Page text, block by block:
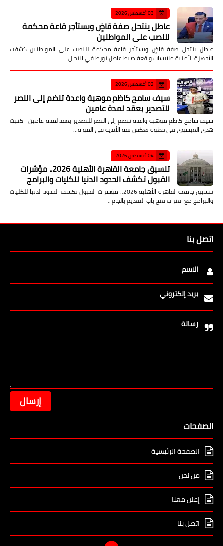
03 أغسطس 2026
عاطل ينتحل صفة قاضٍ ويستأجر قاعة محكمة
للنصب على المواطنين
عاطل ينتحل صفة قاضٍ ويستأجر قاعة محكمة للنصب على المواطنين كشفت
الأجهزة الأمنية ملابسات واقعة ضبط عاطل تورط في انتحال…
02 أغسطس 2026
سيف سامح كاظم موهبة واعدة تنضم إلى النصر
للتصدير بعقد لمدة عامين
سيف سامح كاظم موهبة واعدة تنضم إلى النصر للتصدير بعقد لمدة عامين كتبت
هدى العيسوى في خطوة تعكس ثقة الأندية في المواه…
04 أغسطس 2026
تنسيق جامعة القاهرة الأهلية 2026.. مؤشرات
القبول تكشف الحدود الدنيا للكليات والبرامج
تنسيق جامعة القاهرة الأهلية 2026.. مؤشرات القبول تكشف الحدود الدنيا للكليات
والبرامج مع اقتراب فتح باب التقديم بالجام…
اتصل بنا
الاسم
بريد إلكتروني
رسالة
الصفحات
الصفحة الرئيسية
من نحن
إعلن معنا
اتصل بنا